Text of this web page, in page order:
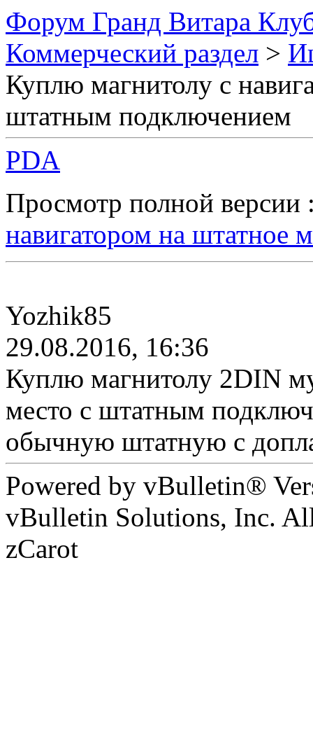
Форум Гранд Витара
Коммерческий раздел >
Куплю магнитолу с
штатным подключением
PDA
Просмотр полной
навигатором на штатное
Yozhik85
29.08.2016, 16:36
Куплю магнитолу 2DIN
место с штатным
обычную штатную с
Powered by vBulletin®
vBulletin Solutions, Inc.
zCarot